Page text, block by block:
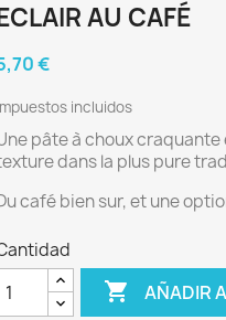
AU CAFÉ
€
incluidos
pâte à choux
dans la plus pure
café bien sur, et une
 AÑADIR